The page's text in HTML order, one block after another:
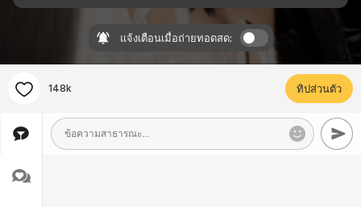
แจ้งเตือนเมื่อถ่ายทอดสด:
148k ทิปส่วนตัว